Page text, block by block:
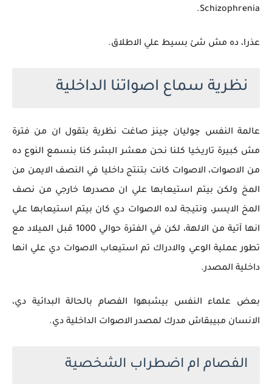
Schizophrenia.
عذرا، ده مش شئ بسيط علي الاطلاق.
نظرية سماع اصواتنا الداخلية
عالمة النفس چوليان چينز صاغت نظرية بتقول ان من فترة
مش كبيرة تاريخيا كلنا نحن معشر البشر كنا بنسمع النوع ده
من الاصوات، الاصوات كانت بتنتج داخليا في النصف الايمن من
المخ ولكن بيتم استيعابها علي ان مصدرها خارجي من نصف
المخ الايسر، ونتيجة لده الاصوات دي كان بيتم استيعابها علي
انها آتية من الالهة، لكن في الفترة حوالي 1000 قبل الميلاد مع
تطور عملية الوعي والادراك تم استيعاب الاصوات دي علي انها
داخلية المصدر.
بعض علماء النفس بيشبهوا الفصام بالحالة البدائية دي،
الانسان مبيبقاش مدرك لمصدر الاصوات الداخلية دي.
الفصام ام اضطراب الشخصية